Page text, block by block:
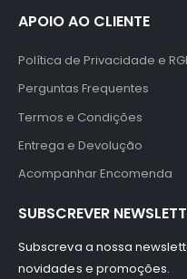
APOIO AO CLIENTE
Política de Privacidade e
Perguntas Frequentes
Termos e Condições
Entrega e Devolução
Acompanhar Encomenda
SUBSCREVER
Subscreva a nossa
novidades e promoções.